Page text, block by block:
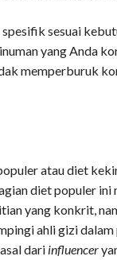
sesuai
yang Anda
memperburuk
atau diet
diet populer ini
yang konkrit,
ahli gizi dalam
dari influencer